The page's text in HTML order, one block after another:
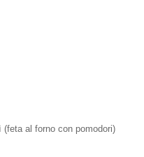
(feta al forno con pomodori)